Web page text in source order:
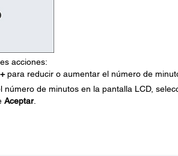
acciones:
+para reducir o aumentar el número de
número de minutos en la pantalla LCD,
Aceptar.